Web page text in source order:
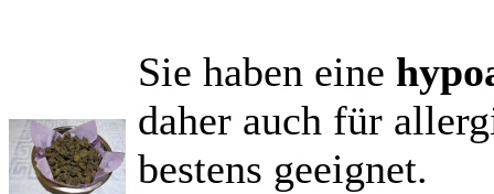
Sie haben eine
daher auch für
bestens geeignet.